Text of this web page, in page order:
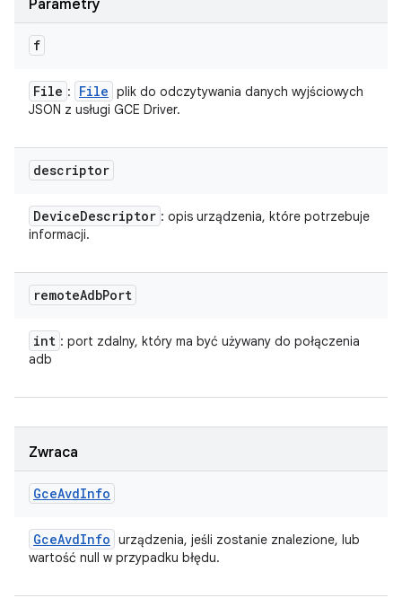
Parametry
f
File : File plik do odczytywania danych wyjściowych
JSON z usługi GCE Driver.
descriptor
DeviceDescriptor : opis urządzenia, które potrzebuje
informacji.
remoteAdbPort
int : port zdalny, który ma być używany do połączenia
adb
Zwraca
GceAvdInfo
GceAvdInfo urządzenia, jeśli zostanie znalezione, lub
wartość null w przypadku błędu.